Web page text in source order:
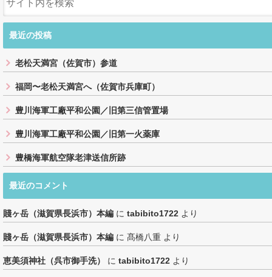
最近の投稿
老松天満宮（佐賀市）参道
福岡〜老松天満宮へ（佐賀市兵庫町）
豊川海軍工廠平和公園／旧第三信管置場
豊川海軍工廠平和公園／旧第一火薬庫
豊橋海軍航空隊老津送信所跡
最近のコメント
賤ヶ岳（滋賀県長浜市）本編 に tabibito1722 より
賤ヶ岳（滋賀県長浜市）本編 に 髙橋八重 より
恵美須神社（呉市御手洗） に tabibito1722 より